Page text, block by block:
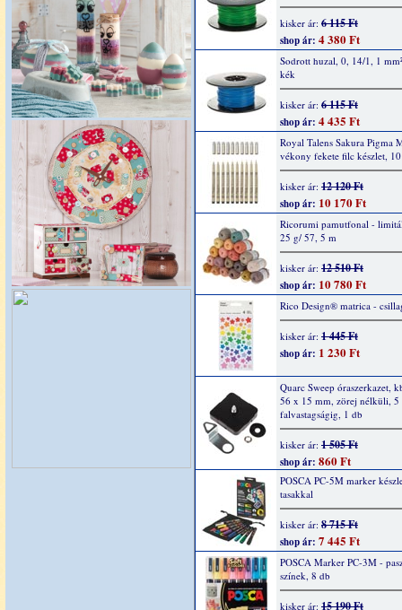
kisker ár: 6 115 Ft
shop ár: 4 380 Ft
Sodrott huzal, 0, 14/1, 1
kék
kisker ár: 6 115 Ft
shop ár: 4 435 Ft
Royal Talens Sakura Pigma
vékony fekete filc készlet,
kisker ár: 12 120 Ft
shop ár: 10 170 Ft
Ricorumi pamutfonal -
25 g/ 57, 5 m
kisker ár: 12 510 Ft
shop ár: 10 780 Ft
Rico Design® matrica -
kisker ár: 1 445 Ft
shop ár: 1 230 Ft
Quarc Sweep óraszerkazet,
56 x 15 mm, zörej nélküli, 5
falvastagságig, 1 db
kisker ár: 1 505 Ft
shop ár: 860 Ft
POSCA PC-5M marker
tasakkal
kisker ár: 8 715 Ft
shop ár: 7 445 Ft
POSCA Marker PC-3M -
színek, 8 db
kisker ár: 15 190 Ft